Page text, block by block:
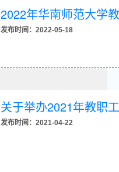
2022年华南师范大学
发布时间：2022-05-18
关于举办2021年教职
发布时间：2021-04-22